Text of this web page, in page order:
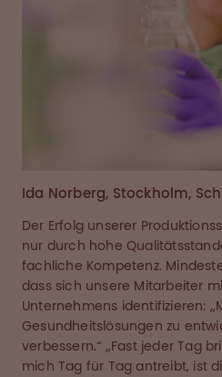
Ida Norberg, Stockholm,
Der Erfolg unserer
nur durch hohe
fachliche Kompetenz.
dass sich unsere Mitarbeiter
Unternehmens identifizieren:
Gesundheitslösungen zu
verbessern.“ ,,Fast jeder Tag
mich Tag für Tag antreibt, ist